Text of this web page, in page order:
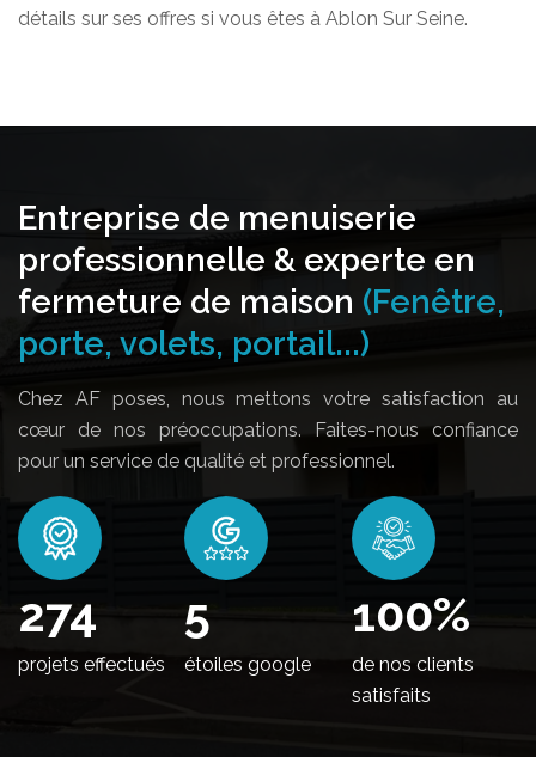
détails sur ses offres si vous êtes à Ablon Sur Seine.
Entreprise de menuiserie
professionnelle & experte en
fermeture de maison (Fenêtre,
porte, volets, portail...)
Chez AF poses, nous mettons votre satisfaction au
cœur de nos préoccupations. Faites-nous confiance
pour un service de qualité et professionnel.
338
projets effectués
5
étoiles google
100%
de nos clients
satisfaits